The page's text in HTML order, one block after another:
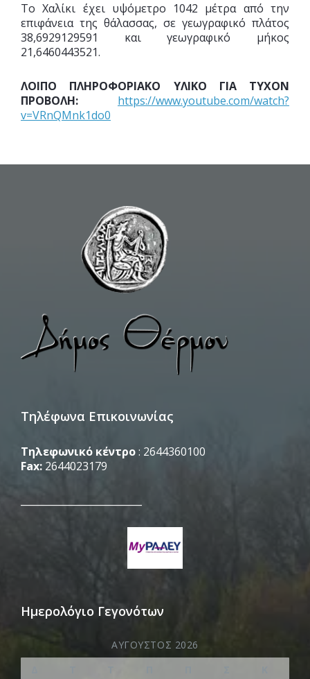
Το Χαλίκι έχει υψόμετρο 1042 μέτρα από την
επιφάνεια της θάλασσας, σε γεωγραφικό πλάτος
38,6929129591 και γεωγραφικό μήκος
21,6460443521.
ΛΟΙΠΟ ΠΛΗΡΟΦΟΡΙΑΚΟ ΥΛΙΚΟ ΓΙΑ ΤΥΧΟΝ
ΠΡΟΒΟΛΗ: https://www.youtube.com/watch?
v=VRnQMnk1do0
Τηλέφωνα Επικοινωνίας
Τηλεφωνικό κέντρο: 2644360100
Fax: 2644023179
Ημερολόγιο Γεγονότων
ΑΎΓΟΥΣΤΟΣ 2026